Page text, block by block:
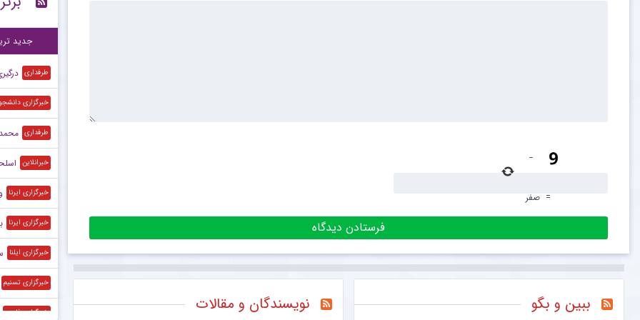
−
= صفر
ببین و بگو نویسندگان و مقالات
۲۲:۲۰
جدید
طرفداری
خبرگزاری
طرفداری
خبرانلاین
خبرگزاری ایرنا
خبرگزاری ایرنا
خبرگزاری ایلنا
خبرگزاری تسنیم
خبرگزاری فارس